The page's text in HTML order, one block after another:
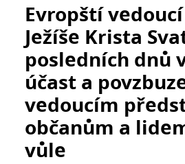
Evropští
Ježíše Krista
posledních dnů
účast a
vedoucím
občanům a
vůle